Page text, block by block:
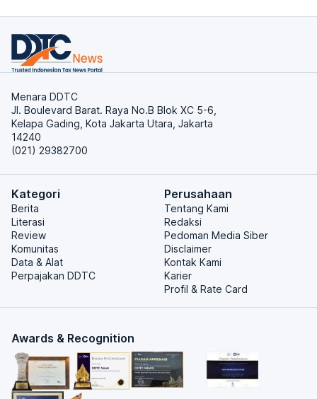
Menara DDTC
Jl. Boulevard Barat. Raya No.B Blok XC 5-6,
Kelapa Gading, Kota Jakarta Utara, Jakarta
14240
(021) 29382700
Kategori
Berita
Literasi
Review
Komunitas
Data & Alat
Perpajakan DDTC
Perusahaan
Tentang Kami
Redaksi
Pedoman Media Siber
Disclaimer
Kontak Kami
Karier
Profil & Rate Card
Awards & Recognition